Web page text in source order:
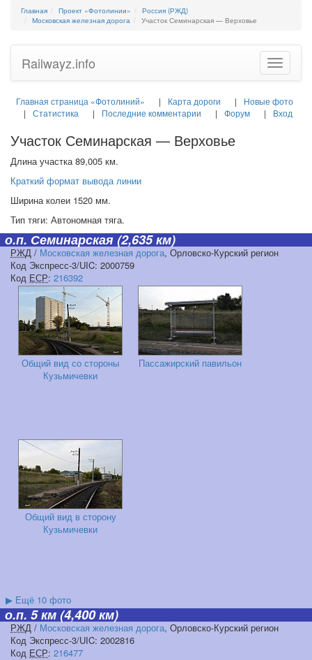
Главная Проект «Фотолинии»
Россия (РЖД)
Московская железная дорога
Участок Семинарская — Верховье
Toggle
Railwayz.info
Главная страница «Фотолиний» Карта дороги
Новые фото
Статистика
Последние комментарии Форум Вход
Участок Семинарская — Верховье
Длина участка 89,005 км.
Краткий формат вывода линии
Ширина колеи 1520 мм.
Тип тяги: Автономная тяга.
о.п. Семинарская(2,635 км)
РЖД / Московская железная дорога, Орловско-Курский регион
Код Экспресс-3/UIC: 2000759
Код ЕСР: 216392
Общий вид со стороны
Кузьмичевки
Пассажирский павильон
Общий вид в сторону
Кузьмичевки
▶ Ещё 10 фото
о.п. 5 км(4,400 км)
РЖД / Московская железная дорога, Орловско-Курский регион
Код Экспресс-3/UIC: 2002816
Код ЕСР: 216477